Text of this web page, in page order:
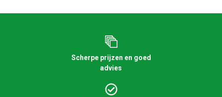
Scherpe prijzen en goed
advies